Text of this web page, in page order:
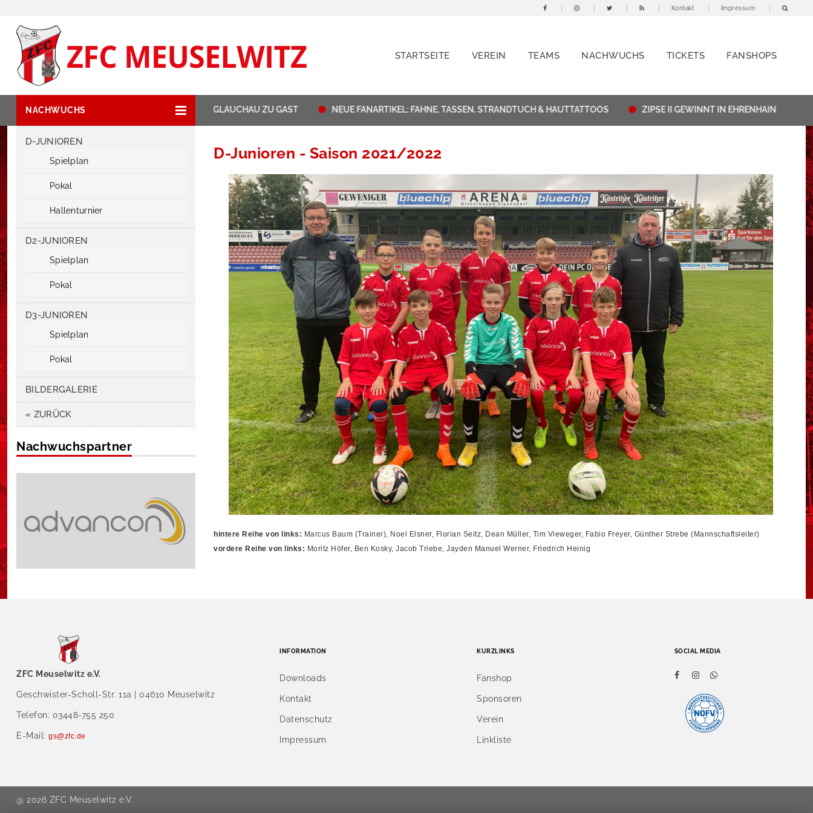
Kontakt Impressum
STARTSEITE VEREIN TEAMS NACHWUCHS TICKETS FANSHOPS
NACHWUCHSNEWSTICKER: ZIPSE HAT GLAUCHAU ZU GAST NEUE FANARTIKEL: FAHNE, TASSEN, STRANDTUCH & HAUTTATTOOS ZIPSE II GEWINNT IN EHRENHAIN
D-JUNIOREN
Spielplan
Pokal
Hallenturnier
D2-JUNIOREN
Spielplan
Pokal
D3-JUNIOREN
Spielplan
Pokal
BILDERGALERIE
« ZURÜCK
Nachwuchspartner
D-Junioren - Saison 2021/2022
hintere Reihe von links: Marcus Baum (Trainer), Noel Elsner, Florian Seitz, Dean Müller, Tim Vieweger, Fabio Freyer, Günther Strebe (Mannschaftsleiter)
vordere Reihe von links: Moritz Höfer, Ben Kosky, Jacob Triebe, Jayden Manuel Werner, Friedrich Heinig
ZFC Meuselwitz e.V.
Geschwister-Scholl-Str. 11a | 04610 Meuselwitz
Telefon: 03448-755 250
E-Mail: gs@zfc.de
INFORMATION
Downloads
Kontakt
Datenschutz
Impressum
KURZLINKS
Fanshop
Sponsoren
Verein
Linkliste
SOCIAL MEDIA
@ 2026 ZFC Meuselwitz e.V.